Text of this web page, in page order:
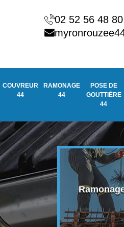
02 52 56 48 80
COUVREUR
44
RAMONAGE
44
POSE DE
GOUTTIÈRE
44
44